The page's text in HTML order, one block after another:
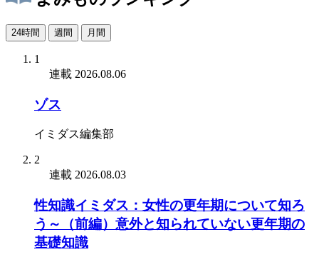
24時間 週間 月間
1
連載 2026.08.06
ゾス
イミダス編集部
2
連載 2026.08.03
性知識イミダス：女性の更年期について知ろ
う～（前編）意外と知られていない更年期の
基礎知識